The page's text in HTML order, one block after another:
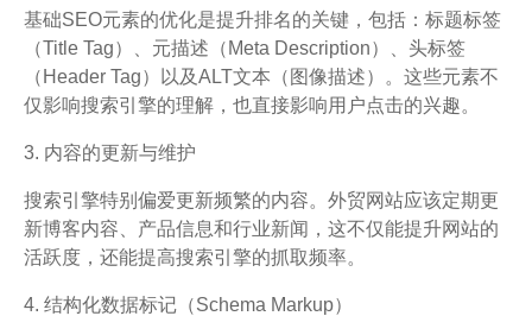
基础SEO元素的优化是提升排名的关键，包括：标题标签
（Title Tag）、元描述（Meta Description）、头标签
（Header Tag）以及ALT文本（图像描述）。这些元素不
仅影响搜索引擎的理解，也直接影响用户点击的兴趣。
3. 内容的更新与维护
搜索引擎特别偏爱更新频繁的内容。外贸网站应该定期更
新博客内容、产品信息和行业新闻，这不仅能提升网站的
活跃度，还能提高搜索引擎的抓取频率。
4. 结构化数据标记（Schema Markup）